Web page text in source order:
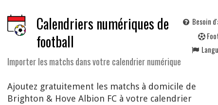
Calendriers numériques de
football
Importer les matchs dans votre calendrier numérique
Besoin
F
Ajoutez gratuitement les matchs à domicile de
Brighton & Hove Albion FC à votre calendrier